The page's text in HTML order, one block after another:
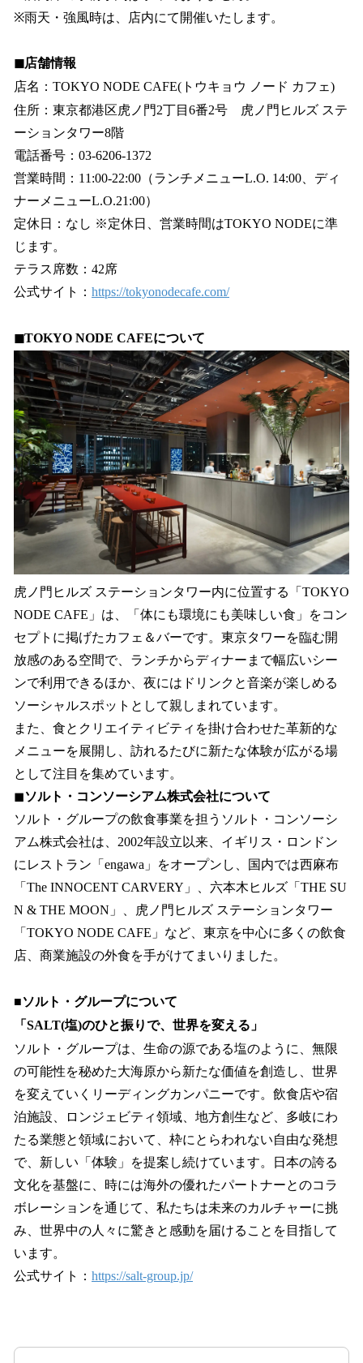
※雨天・強風時は、店内にて開催いたします。
◼︎店舗情報
店名：TOKYO NODE CAFE(トウキョウ ノード カフェ)
住所：東京都港区虎ノ門2丁目6番2号 虎ノ門ヒルズ ステ
ーションタワー8階
電話番号：03-6206-1372
営業時間：11:00-22:00（ランチメニューL.O. 14:00、ディ
ナーメニューL.O.21:00）
定休日：なし ※定休日、営業時間はTOKYO NODEに準
じます。
テラス席数：42席
公式サイト： https://tokyonodecafe.com/
◼︎TOKYO NODE CAFEについて
虎ノ門ヒルズ ステーションタワー内に位置する「TOKYO
NODE CAFE」は、「体にも環境にも美味しい食」をコン
セプトに掲げたカフェ＆バーです。東京タワーを臨む開
放感のある空間で、ランチからディナーまで幅広いシー
ンで利用できるほか、夜にはドリンクと音楽が楽しめる
ソーシャルスポットとして親しまれています。
また、食とクリエイティビティを掛け合わせた革新的な
メニューを展開し、訪れるたびに新たな体験が広がる場
として注目を集めています。
◼︎ソルト・コンソーシアム株式会社について
ソルト・グループの飲食事業を担うソルト・コンソーシ
アム株式会社は、2002年設立以来、イギリス・ロンドン
にレストラン「engawa」をオープンし、国内では西麻布
「The INNOCENT CARVERY」、六本木ヒルズ「THE SU
N & THE MOON」、虎ノ門ヒルズ ステーションタワー
「TOKYO NODE CAFE」など、東京を中心に多くの飲食
店、商業施設の外食を手がけてまいりました。
■ソルト・グループについて
「SALT(塩)のひと振りで、世界を変える」
ソルト・グループは、生命の源である塩のように、無限
の可能性を秘めた大海原から新たな価値を創造し、世界
を変えていくリーディングカンパニーです。飲食店や宿
泊施設、ロンジェビティ領域、地方創生など、多岐にわ
たる業態と領域において、枠にとらわれない自由な発想
で、新しい「体験」を提案し続けています。日本の誇る
文化を基盤に、時には海外の優れたパートナーとのコラ
ボレーションを通じて、私たちは未来のカルチャーに挑
み、世界中の人々に驚きと感動を届けることを目指して
います。
公式サイト： https://salt-group.jp/